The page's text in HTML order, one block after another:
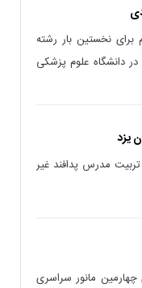
نخستین بار رشته
دانشگاه علوم پزشکی
یزد
تربیت مدرس پدافند غیر
مانور سراسری